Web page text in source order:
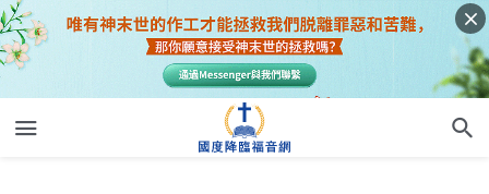
敗壞的人類更需要道成「肉身」的神的拯救